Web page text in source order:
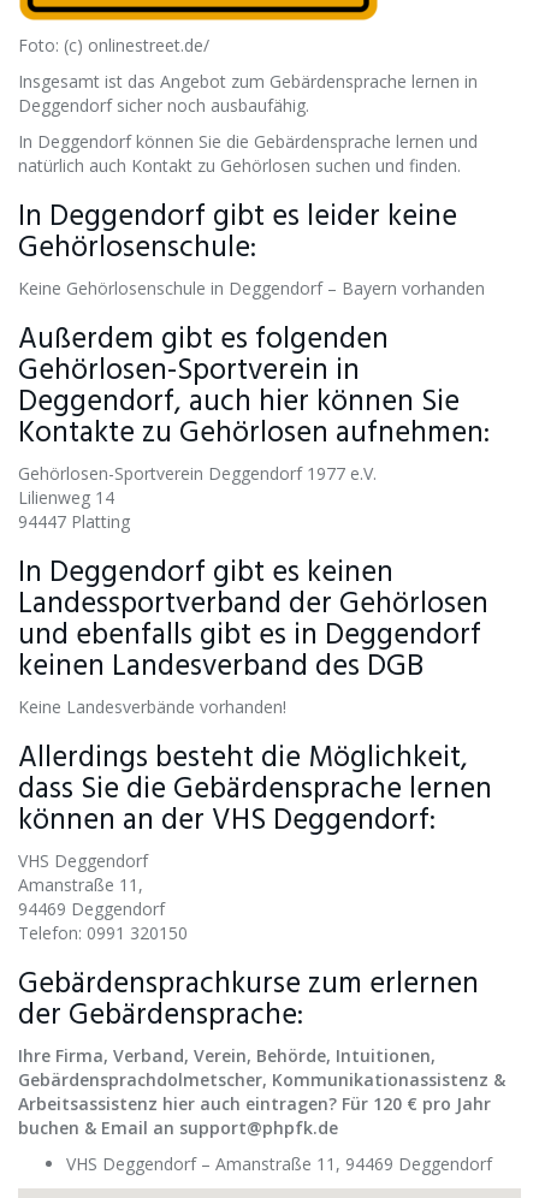
Foto: (c) onlinestreet.de/
Insgesamt ist das Angebot zum Gebärdensprache lernen in
Deggendorf sicher noch ausbaufähig.
In Deggendorf können Sie die Gebärdensprache lernen und
natürlich auch Kontakt zu Gehörlosen suchen und finden.
In Deggendorf gibt es leider keine
Gehörlosenschule:
Keine Gehörlosenschule in Deggendorf – Bayern vorhanden
Außerdem gibt es folgenden
Gehörlosen-Sportverein in
Deggendorf, auch hier können Sie
Kontakte zu Gehörlosen aufnehmen:
Gehörlosen-Sportverein Deggendorf 1977 e.V.
Lilienweg 14
94447 Platting
In Deggendorf gibt es keinen
Landessportverband der Gehörlosen
und ebenfalls gibt es in Deggendorf
keinen Landesverband des DGB
Keine Landesverbände vorhanden!
Allerdings besteht die Möglichkeit,
dass Sie die Gebärdensprache lernen
können an der VHS Deggendorf:
VHS Deggendorf
Amanstraße 11,
94469 Deggendorf
Telefon: 0991 320150
Gebärdensprachkurse zum erlernen
der Gebärdensprache:
Ihre Firma, Verband, Verein, Behörde, Intuitionen,
Gebärdensprachdolmetscher, Kommunikationassistenz &
Arbeitsassistenz hier auch eintragen? Für 120 € pro Jahr
buchen & Email an support@phpfk.de
VHS Deggendorf – Amanstraße 11, 94469 Deggendorf